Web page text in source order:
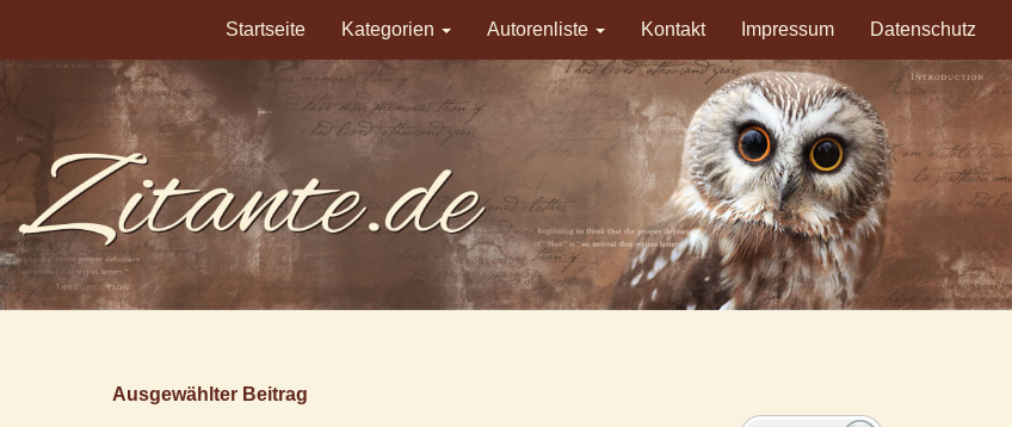
Startseite Kategorien Autorenliste Kontakt Impressum Datenschutz
Ausgewählter Beitrag